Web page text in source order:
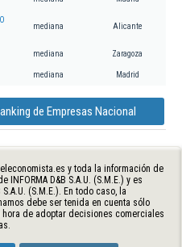
mediana Alicante
mediana Zaragoza
mediana Madrid
de Empresas Nacional
y toda la información de
D&B S.A.U. (S.M.E.) y es
(S.M.E.). En todo caso, la
debe ser tenida en cuenta sólo
de adoptar decisiones comerciales